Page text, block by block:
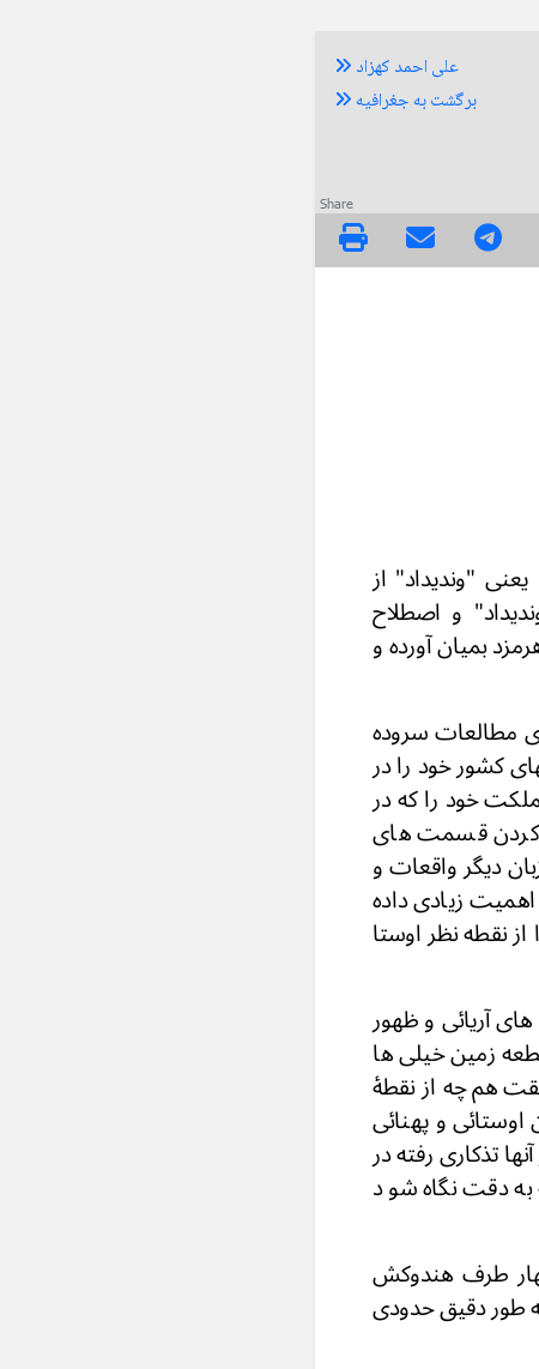
علی احمد کهزاد
برگشت به جغرافیه
Share
"وندیداد" از
و اصطلاح
بمیان آورده و
ویدی" صفحه (٦٩) مبحثى برای مطالعات سروده
کشور خود را در
خود را که در
کردن قسمت های
دیگر واقعات و
زیادی داده
نقطه نظر اوستا
آریائی و ظهور
زمین خیلی ها
هم چه از نقطۀ
و پهنائی
تذکاری رفته در
دقت نگاه شو د
طرف هندوکش
طور دقیق حدودی